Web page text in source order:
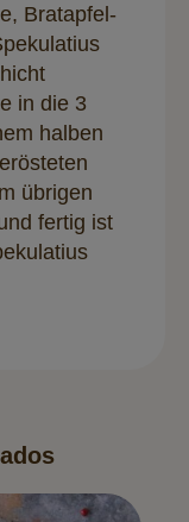
Bratapfel-
in die 3
halben
übrigen
fertig ist